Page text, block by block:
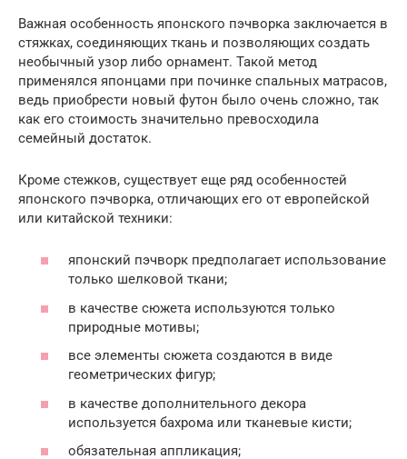
Важная особенность японского пэчворка заключается в
стяжках, соединяющих ткань и позволяющих создать
необычный узор либо орнамент. Такой метод
применялся японцами при починке спальных матрасов,
ведь приобрести новый футон было очень сложно, так
как его стоимость значительно превосходила
семейный достаток.
Кроме стежков, существует еще ряд особенностей
японского пэчворка, отличающих его от европейской
или китайской техники:
японский пэчворк предполагает использование
только шелковой ткани;
в качестве сюжета используются только
природные мотивы;
все элементы сюжета создаются в виде
геометрических фигур;
в качестве дополнительного декора
используется бахрома или тканевые кисти;
обязательная аппликация;